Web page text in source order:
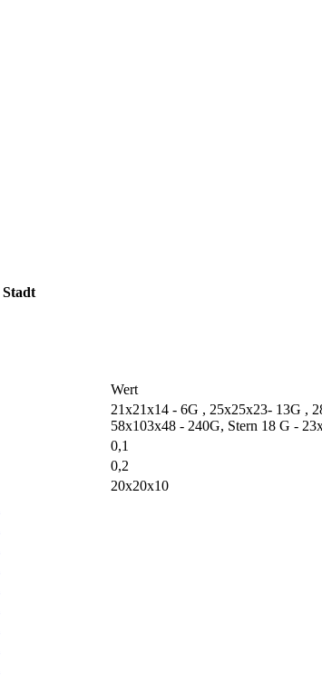
Stadt
Wert
21x21x14 - 6G , 25x25x23- 13G ,
58x103x48 - 240G, Stern 18 G -
0,1
0,2
20x20x10